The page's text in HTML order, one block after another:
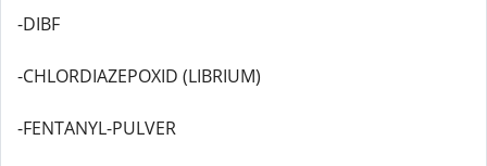
-DIBF
-CHLORDIAZEPOXID (LIBRIUM)
-FENTANYL-PULVER